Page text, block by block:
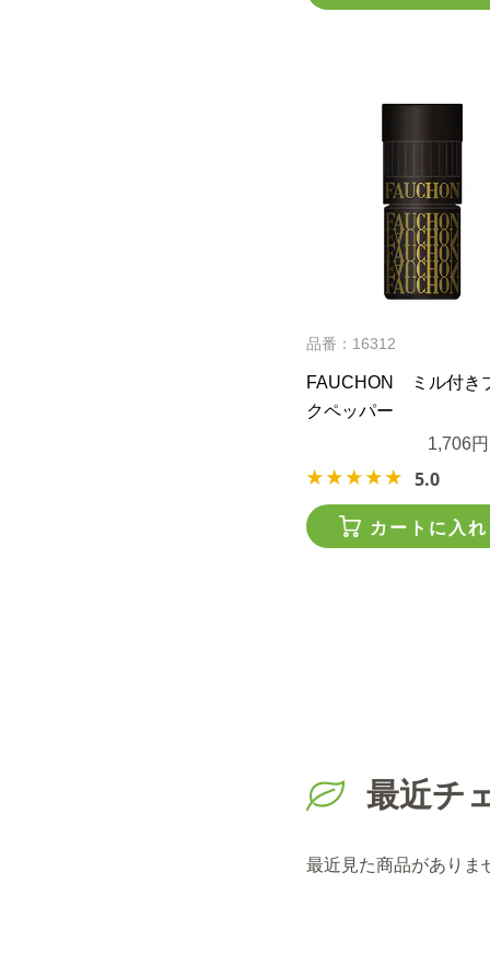
品番：16312
FAUCHON ミル付き
クペッパー
1,706円
5.0
カートに入
最近チ
最近見た商品がありま